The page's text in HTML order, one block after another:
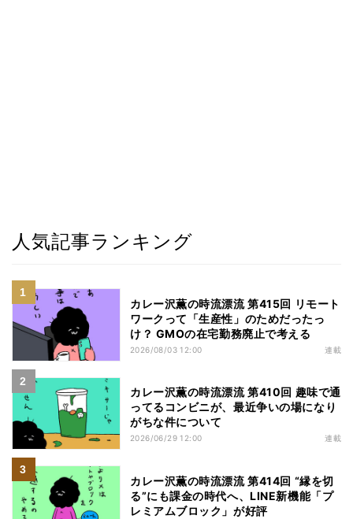
人気記事ランキング
カレー沢薫の時流漂流 第415回 リモート
ワークって「生産性」のためだったっ
け？ GMOの在宅勤務廃止で考える
2026/08/03 12:00 連載
カレー沢薫の時流漂流 第410回 趣味で通
ってるコンビニが、最近争いの場になり
がちな件について
2026/06/29 12:00 連載
カレー沢薫の時流漂流 第414回 “縁を切
る”にも課金の時代へ、LINE新機能「プ
レミアムブロック」が好評